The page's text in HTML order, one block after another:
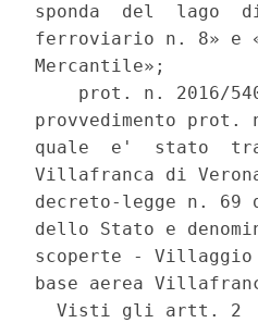
sponda  del  lago
ferroviario n. 8» e
Mercantile»;
prot. n. 2016/
provvedimento
quale  e'  stato
Villafranca di
decreto-legge n. 69
dello Stato e
scoperte - Villaggio
base aerea
Visti gli artt. 2